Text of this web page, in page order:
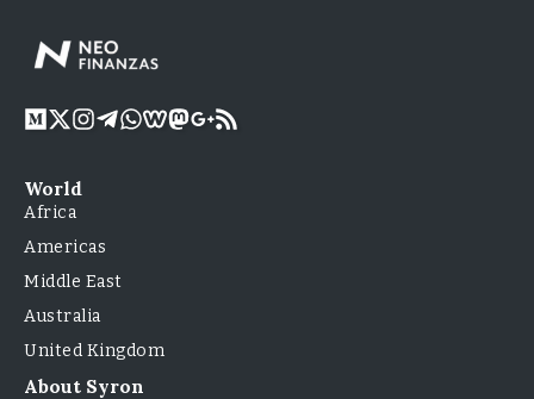
World
Africa
Americas
Middle East
Australia
United Kingdom
About Syron